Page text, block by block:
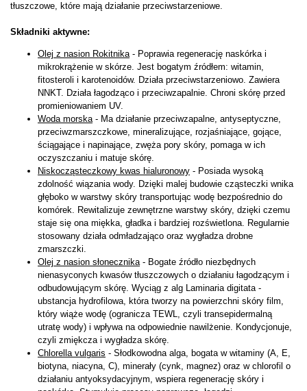
tłuszczowe, które mają działanie przeciwstarzeniowe.
Składniki aktywne:
Olej z nasion Rokitnika - Poprawia regenerację naskórka i
mikrokrążenie w skórze. Jest bogatym źródłem: witamin,
fitosteroli i karotenoidów. Działa przeciwstarzeniowo. Zawiera
NNKT. Działa łagodząco i przeciwzapalnie. Chroni skórę przed
promieniowaniem UV.
Woda morska - Ma działanie przeciwzapalne, antyseptyczne,
przeciwzmarszczkowe, mineralizujące, rozjaśniające, gojące,
ściągające i napinające, zwęża pory skóry, pomaga w ich
oczyszczaniu i matuje skórę.
Niskocząsteczkowy kwas hialuronowy - Posiada wysoką
zdolność wiązania wody. Dzięki malej budowie cząsteczki wnika
głęboko w warstwy skóry transportując wodę bezpośrednio do
komórek. Rewitalizuje zewnętrzne warstwy skóry, dzięki czemu
staje się ona miękka, gładka i bardziej rozświetlona. Regularnie
stosowany działa odmładzająco oraz wygładza drobne
zmarszczki.
Olej z nasion słonecznika - Bogate źródło niezbędnych
nienasyconych kwasów tłuszczowych o działaniu łagodzącym i
odbudowującym skórę. Wyciąg z alg Laminaria digitata -
ubstancja hydrofilowa, która tworzy na powierzchni skóry film,
który wiąże wodę (ogranicza TEWL, czyli transepidermalną
utratę wody) i wpływa na odpowiednie nawilżenie. Kondycjonuje,
czyli zmiękcza i wygładza skórę.
Chlorella vulgaris - Słodkowodna alga, bogata w witaminy (A, E,
biotyna, niacyna, C), minerały (cynk, magnez) oraz w chlorofil o
działaniu antyoksydacyjnym, wspiera regenerację skóry i